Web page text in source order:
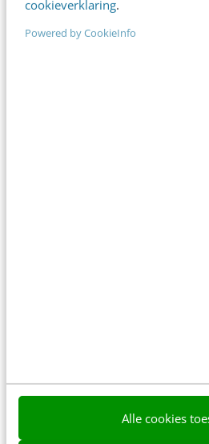
cookieverklaring.
Powered by CookieInfo
Alle cookies
Je merk opleveren?